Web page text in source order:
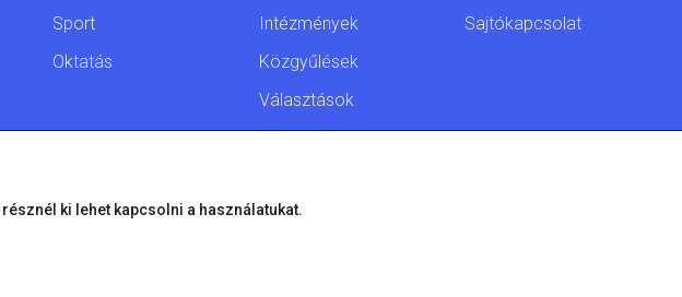
Sport
Oktatás
Intézmények
Közgyűlések
Választások
Sajtókapcsolat
résznél ki lehet kapcsolni a használatukat.